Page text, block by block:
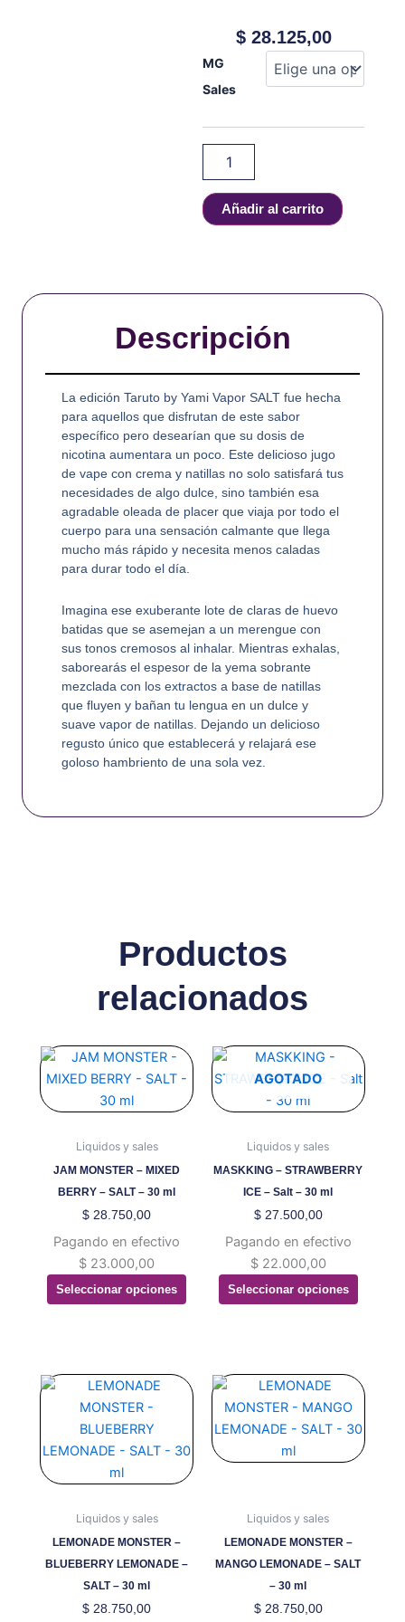
$28.125,00
MG
Sales
YAMI
-
-
Salt
30
ml
cantidad
Añadir al carrito
Descripción
La edición Taruto by Yami Vapor SALT fue hecha
para aquellos que disfrutan de este sabor
específico pero desearían que su dosis de
nicotina aumentara un poco. Este delicioso jugo
de vape con crema y natillas no solo satisfará tus
necesidades de algo dulce, sino también esa
agradable oleada de placer que viaja por todo el
cuerpo para una sensación calmante que llega
mucho más rápido y necesita menos caladas
para durar todo el día.
Imagina ese exuberante lote de claras de huevo
batidas que se asemejan a un merengue con
sus tonos cremosos al inhalar. Mientras exhalas,
saborearás el espesor de la yema sobrante
mezclada con los extractos a base de natillas
que fluyen y bañan tu lengua en un dulce y
suave vapor de natillas. Dejando un delicioso
regusto único que establecerá y relajará ese
goloso hambriento de una sola vez.
Productos
relacionados
Liquidos y sales
JAM MONSTER – MIXED
BERRY – SALT – 30 ml
$ 28.750,00
Pagando en efectivo
$ 23.000,00
Seleccionar opciones
Este
producto
tiene
variantes.
Las
opciones
se
elegir
en
la
AGOTADO
Liquidos y sales
MASKKING – STRAWBERRY
ICE – Salt – 30 ml
$27.500,00
Pagando en efectivo
$22.000,00
Seleccionar opciones
Este
producto
tiene
variantes.
Las
opciones
se
elegir
en
la
Liquidos y sales
LEMONADE MONSTER –
BLUEBERRY LEMONADE –
SALT – 30 ml
$ 28.750,00
Este
producto
tiene
múltiples
variantes.
opciones
se
pueden
elegir
en
Liquidos y sales
LEMONADE MONSTER –
MANGO LEMONADE – SALT
– 30 ml
$28.750,00
Este
producto
tiene
múltiples
opciones
se
pueden
elegir
en